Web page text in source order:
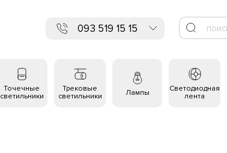
093 519 15 15
Точечные
светильники
Трековые
светильники
Лампы
Светодиодная
лента